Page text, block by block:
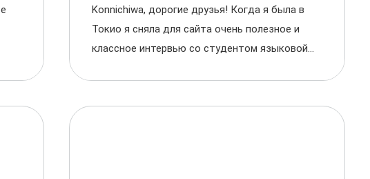
Konnichiwa, дорогие друзья! Когда я была в
Токио я сняла для сайта очень полезное и
классное интервью со студентом языковой...